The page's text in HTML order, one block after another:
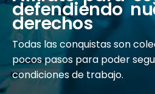
defendiendo
derechos
Todas las conquistas son
pocos pasos para poder
condiciones de trabajo.